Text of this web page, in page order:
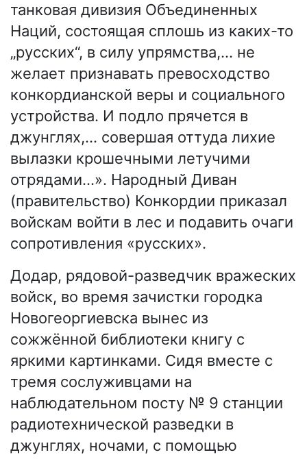
танковая дивизия Объединенных
Наций, состоящая сплошь из каких-то
„русских“, в силу упрямства,… не
желает признавать превосходство
конкордианской веры и социального
устройства. И подло прячется в
джунглях,… совершая оттуда лихие
вылазки крошечными летучими
отрядами…». Народный Диван
(правительство) Конкордии приказал
войскам войти в лес и подавить очаги
сопротивления «русских».
Додар, рядовой-разведчик вражеских
войск, во время зачистки городка
Новогеоргиевска вынес из
сожжённой библиотеки книгу с
яркими картинками. Сидя вместе с
тремя сослуживцами на
наблюдательном посту № 9 станции
радиотехнической разведки в
джунглях, ночами, с помощью